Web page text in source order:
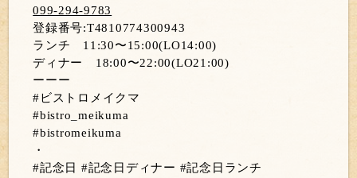
099-294-9783
登録番号:T4810774300943
ランチ 11:30〜15:00(LO14:00)
ディナー 18:00〜22:00(LO21:00)
ーーー
#ビストロメイクマ
#bistro_meikuma
#bistromeikuma
・
#記念日 #記念日ディナー #記念日ランチ